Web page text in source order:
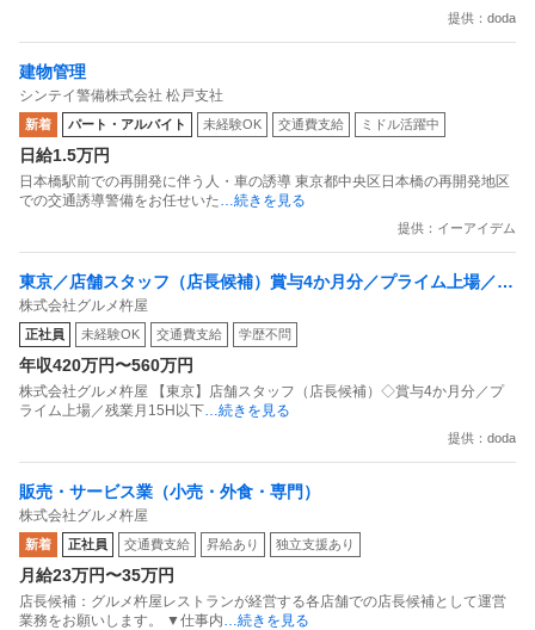
提供：doda
建物管理
シンテイ警備株式会社 松戸支社
新着 パート・アルバイト 未経験OK 交通費支給 ミドル活躍中
日給1.5万円
日本橋駅前での再開発に伴う人・車の誘導 東京都中央区日本橋の再開発地区
での交通誘導警備をお任せいた …続きを見る
提供：イーアイデム
東京／店舗スタッフ（店長候補）賞与4か月分／プライム上場／残
業月15H以下／新店オープン多数
株式会社グルメ杵屋
正社員 未経験OK 交通費支給 学歴不問
年収420万円〜560万円
株式会社グルメ杵屋 【東京】店舗スタッフ（店長候補）◇賞与4か月分／プ
ライム上場／残業月15H以下 …続きを見る
提供：doda
販売・サービス業（小売・外食・専門）
株式会社グルメ杵屋
新着 正社員 交通費支給 昇給あり 独立支援あり
月給23万円〜35万円
店長候補：グルメ杵屋レストランが経営する各店舗での店長候補として運営
業務をお願いします。 ▼仕事内 …続きを見る